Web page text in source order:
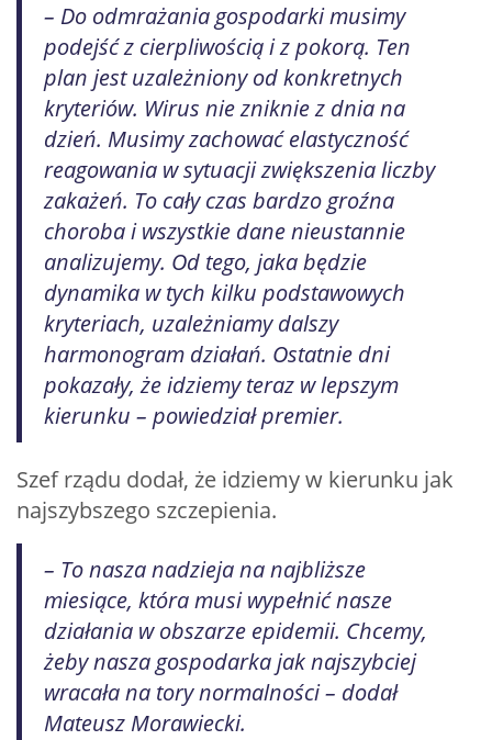
– Do odmrażania gospodarki musimy
podejść z cierpliwością i z pokorą. Ten
plan jest uzależniony od konkretnych
kryteriów. Wirus nie zniknie z dnia na
dzień. Musimy zachować elastyczność
reagowania w sytuacji zwiększenia liczby
zakażeń. To cały czas bardzo groźna
choroba i wszystkie dane nieustannie
analizujemy. Od tego, jaka będzie
dynamika w tych kilku podstawowych
kryteriach, uzależniamy dalszy
harmonogram działań. Ostatnie dni
pokazały, że idziemy teraz w lepszym
kierunku – powiedział premier.
Szef rządu dodał, że idziemy w kierunku jak
najszybszego szczepienia.
– To nasza nadzieja na najbliższe
miesiące, która musi wypełnić nasze
działania w obszarze epidemii. Chcemy,
żeby nasza gospodarka jak najszybciej
wracała na tory normalności – dodał
Mateusz Morawiecki.